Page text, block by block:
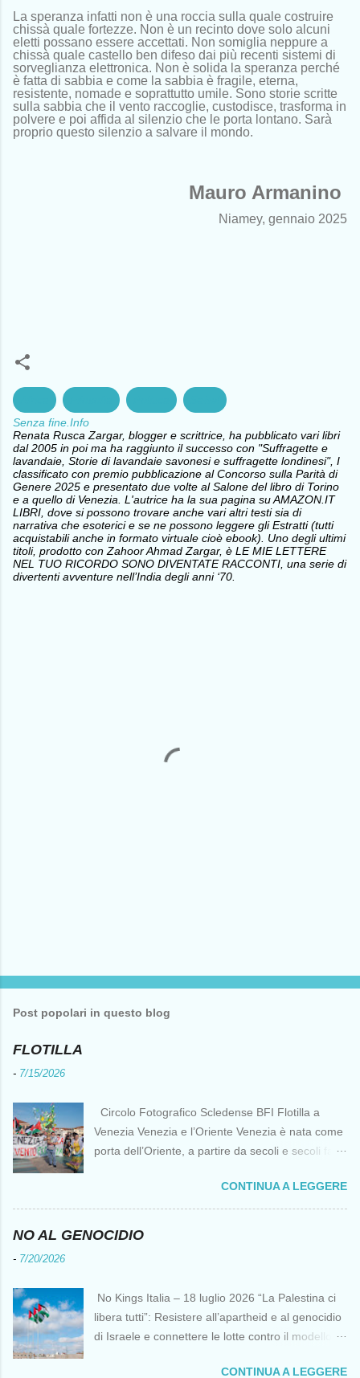
La speranza infatti non è una roccia sulla quale costruire
chissà quale fortezze. Non è un recinto dove solo alcuni
eletti possano essere accettati. Non somiglia neppure a
chissà quale castello ben difeso dai più recenti sistemi di
sorveglianza elettronica. Non è solida la speranza perché
è fatta di sabbia e come la sabbia è fragile, eterna,
resistente, nomade e soprattutto umile. Sono storie scritte
sulla sabbia che il vento raccoglie, custodisce, trasforma in
polvere e poi affida al silenzio che le porta lontano. Sarà
proprio questo silenzio a salvare il mondo.
Mauro Armanino
Niamey, gennaio 2025
Senza fine.Info
Renata Rusca Zargar, blogger e scrittrice, ha pubblicato vari libri
dal 2005 in poi ma ha raggiunto il successo con "Suffragette e
lavandaie, Storie di lavandaie savonesi e suffragette londinesi", I
classificato con premio pubblicazione al Concorso sulla Parità di
Genere 2025 e presentato due volte al Salone del libro di Torino
e a quello di Venezia. L'autrice ha la sua pagina su AMAZON.IT
LIBRI, dove si possono trovare anche vari altri testi sia di
narrativa che esoterici e se ne possono leggere gli Estratti (tutti
acquistabili anche in formato virtuale cioè ebook). Uno degli ultimi
titoli, prodotto con Zahoor Ahmad Zargar, è LE MIE LETTERE
NEL TUO RICORDO SONO DIVENTATE RACCONTI, una serie di
divertenti avventure nell’India degli anni ‘70.
Post popolari in questo blog
FLOTILLA
- 7/15/2026
Circolo Fotografico Scledense BFI Flotilla a
Venezia Venezia e l’Oriente Venezia è nata come
porta dell’Oriente, a partire da secoli e secoli fa ai
di cantierizzazione veneziane divennero preziose
per tutti i crociati diretti a Gerusalemme. Proprio
le crociate fornirono ai veneziani l’occasione per
del Duecento. Dal XIII al XV secolo Venezia
continuò ad avere un ruolo fondamentale nei
rapporti tra l’Europa e l’Oriente, ruolo che si
CONTINUA A LEGGERE
NO AL GENOCIDIO
- 7/20/2026
No Kings Italia – 18 luglio 2026 “La Palestina ci
libera tutti”: Resistere all’apartheid e al genocidio
di Israele e connettere le lotte contro il modello
Bandiere palestinesi presso il Mausoleo di Yasser
CONTINUA A LEGGERE